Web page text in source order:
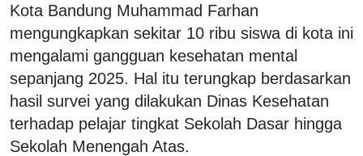
Kota Bandung Muhammad Farhan
mengungkapkan sekitar 10 ribu siswa di kota ini
mengalami gangguan kesehatan mental
sepanjang 2025. Hal itu terungkap berdasarkan
hasil survei yang dilakukan Dinas Kesehatan
terhadap pelajar tingkat Sekolah Dasar hingga
Sekolah Menengah Atas.